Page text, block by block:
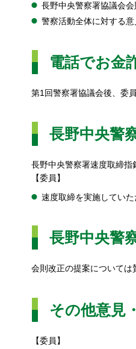
長野中央警察署協議会
警察活動全体に対する
電話でお金
第1回警察署協議会後、委
長野中央警
長野中央警察署速度取締指
【委員】
速度取締を実施してい
長野中央警
会則改正の提案については
その他意見
【委員】